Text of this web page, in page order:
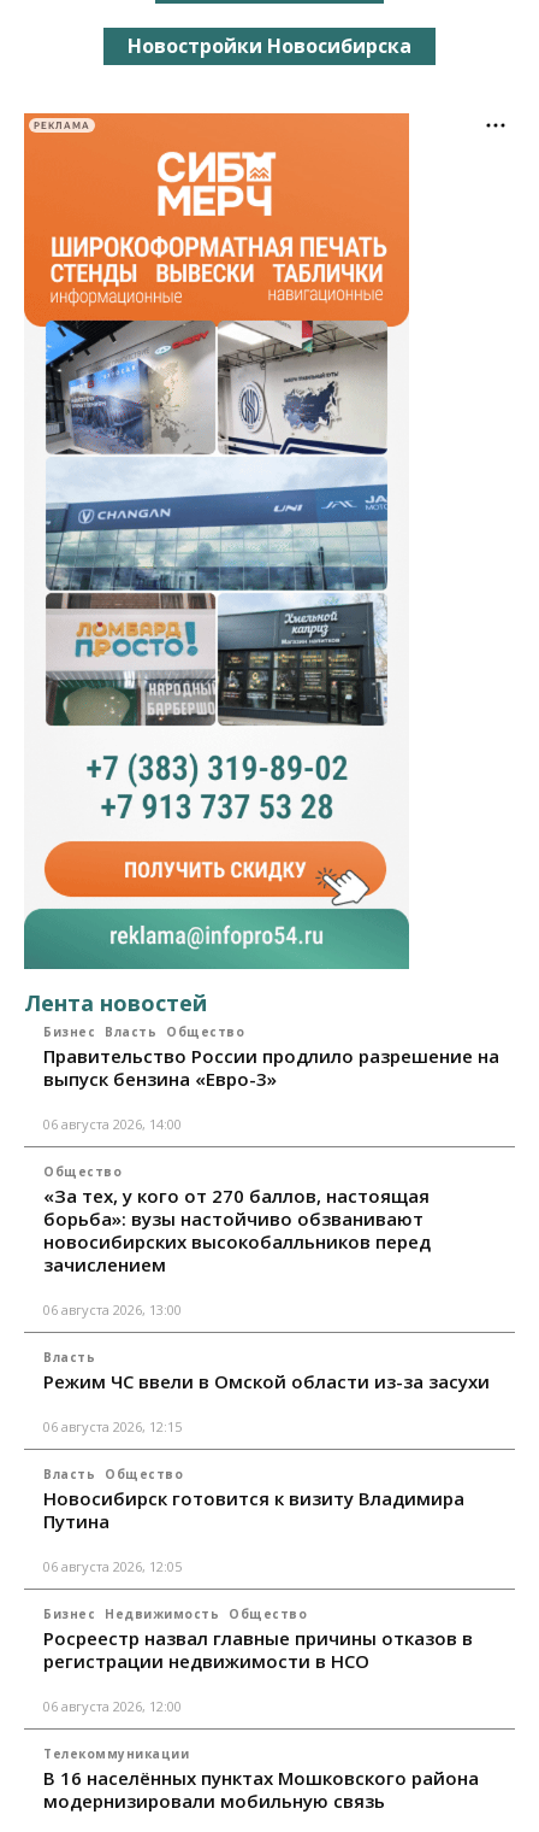
Новостройки Новосибирска
РЕКЛАМА
Лента новостей
Бизнес Власть Общество
Правительство России продлило разрешение на
выпуск бензина «Евро-3»
06 августа 2026, 14:00
Общество
«За тех, у кого от 270 баллов, настоящая
борьба»: вузы настойчиво обзванивают
новосибирских высокобалльников перед
зачислением
06 августа 2026, 13:00
Власть
Режим ЧС ввели в Омской области из-за засухи
06 августа 2026, 12:15
Власть Общество
Новосибирск готовится к визиту Владимира
Путина
06 августа 2026, 12:05
Бизнес Недвижимость Общество
Росреестр назвал главные причины отказов в
регистрации недвижимости в НСО
06 августа 2026, 12:00
Телекоммуникации
В 16 населённых пунктах Мошковского района
модернизировали мобильную связь